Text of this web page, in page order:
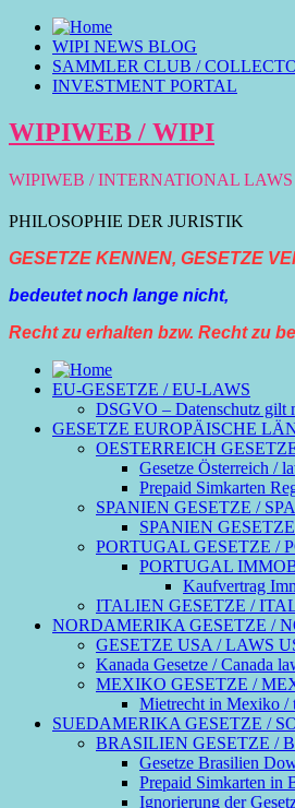
WIPI NEWS BLOG
SAMMLER CLUB /
INVESTMENT PORTAL
WIPIWEB / WIPI
WIPIWEB / INTERNATIONAL
PHILOSOPHIE DER JURISTIK
GESETZE KENNEN, GESETZE
bedeutet noch lange nicht,
Recht zu erhalten bzw. Recht zu
EU-GESETZE / EU-LAWS
DSGVO – Datenschutz gilt
GESETZE EUROPÄISCHE
OESTERREICH
Gesetze Österreich /
Prepaid Simkarten
SPANIEN GESETZE /
SPANIEN
PORTUGAL GESETZE /
PORTUGAL
Kaufvertrag
ITALIEN GESETZE /
NORDAMERIKA GESETZE /
GESETZE USA / LAWS
Kanada Gesetze / Canada
MEXIKO GESETZE /
Mietrecht in Mexiko /
SUEDAMERIKA GESETZE /
BRASILIEN GESETZE /
Gesetze Brasilien
Prepaid Simkarten in
Ignorierung der